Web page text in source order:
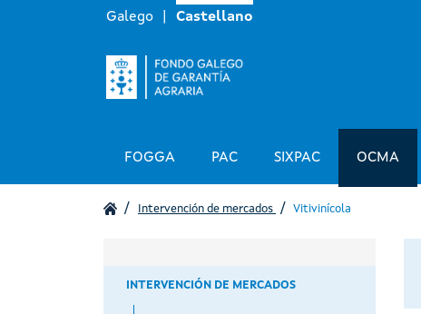
Galego Castellano
Navegación principal
FOGGA PAC SIXPAC OCMA
Intervención de mercados Vitivinícola
INTERVENCIÓN DE MERCADOS